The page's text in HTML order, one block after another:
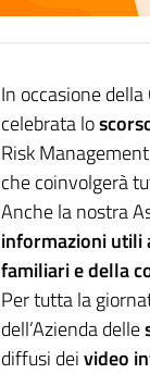
In occasione
celebrata lo
Risk
che coinvolgerà
Anche la nostra
informazioni utili
familiari e della
Per tutta la
dell’Azienda delle
diffusi deivideo